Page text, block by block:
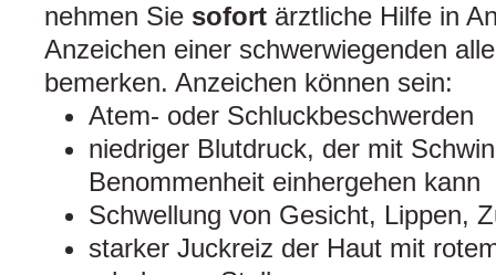
nehmen Sie sofort ärztliche Hilfe in
Anzeichen einer schwerwiegenden
bemerken. Anzeichen können sein:
Atem- oder Schluckbeschwerden
niedriger Blutdruck, der mit
Benommenheit einhergehen kann
Schwellung von Gesicht, Lippen,
starker Juckreiz der Haut mit